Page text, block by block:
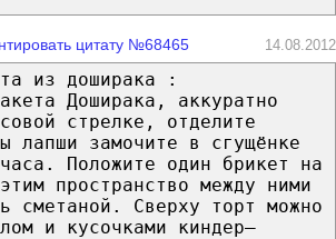
цитату №68465 14.08.2012
из доширака :
Доширака, аккуратно
стрелке, отделите
лапши замочите в сгущёнке
Положите один брикет на
пространство между ними
сметаной. Сверху торт можно
и кусочками киндер–